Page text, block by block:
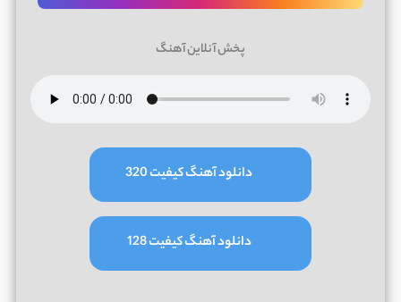
پخش آنلاین آهنگ
دانلود آهنگ کیفیت 320
دانلود آهنگ کیفیت 128